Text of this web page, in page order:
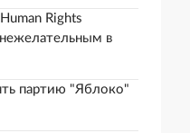
Rights
в
партию "Яблоко"